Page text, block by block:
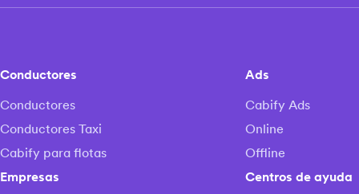
Conductores
Conductores
Conductores Taxi
Cabify para flotas
Empresas
Ads
Cabify Ads
Online
Offline
Centros de ayuda